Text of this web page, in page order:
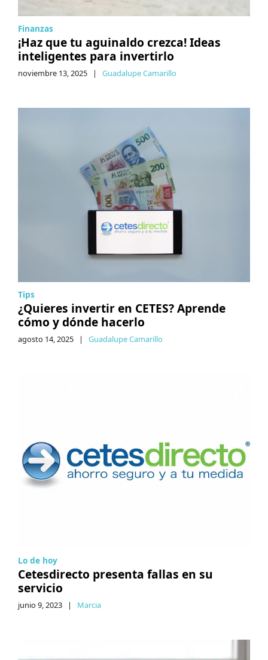
Finanzas
¡Haz que tu aguinaldo crezca! Ideas
inteligentes para invertirlo
noviembre 13, 2025 | Guadalupe Camarillo
Tips
¿Quieres invertir en CETES? Aprende
cómo y dónde hacerlo
agosto 14, 2025 | Guadalupe Camarillo
Lo de hoy
Cetesdirecto presenta fallas en su
servicio
junio 9, 2023 | Marcia